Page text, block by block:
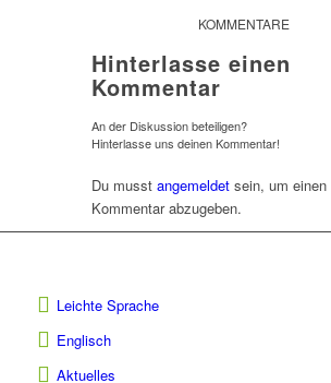
KOMMENTARE
Hinterlasse einen
Kommentar
An der Diskussion beteiligen?
Hinterlasse uns deinen Kommentar!
Du musst angemeldet sein, um einen
Kommentar abzugeben.
Leichte Sprache
Englisch
Aktuelles